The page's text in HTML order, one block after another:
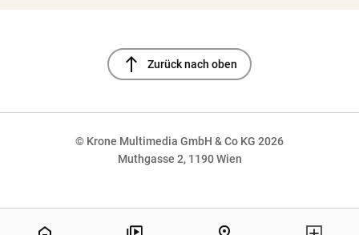
north Zurück nach oben
© Krone Multimedia GmbH & Co KG 2026
Muthgasse 2, 1190 Wien
NaN%